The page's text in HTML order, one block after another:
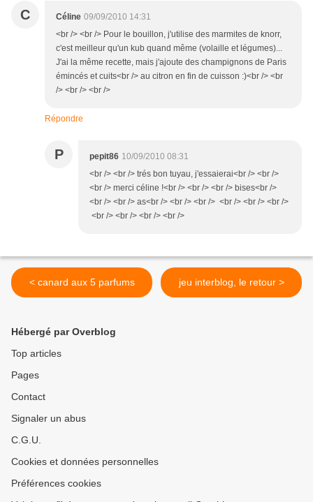
C Céline 09/09/2010 14:31
<br /> <br /> Pour le bouillon, j'utilise des marmites de knorr,
c'est meilleur qu'un kub quand même (volaille et légumes)...
J'ai la même recette, mais j'ajoute des champignons de Paris
émincés et cuits<br /> au citron en fin de cuisson :)<br /> <br
/> <br /> <br />
Répondre
P pepit86 10/09/2010 08:31
<br /> <br /> trés bon tuyau, j'essaierai<br /> <br />
<br /> merci céline !<br /> <br /> <br /> bises<br />
<br /> <br /> as<br /> <br /> <br /> <br /> <br /> <br />
<br /> <br /> <br /> <br />
< canard aux 5 parfums jeu interblog, le retour >
Hébergé par Overblog
Top articles
Pages
Contact
Signaler un abus
C.G.U.
Cookies et données personnelles
Préférences cookies